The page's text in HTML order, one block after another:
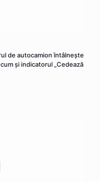
de autocamion întâlneşte
şi indicatorul „Cedează